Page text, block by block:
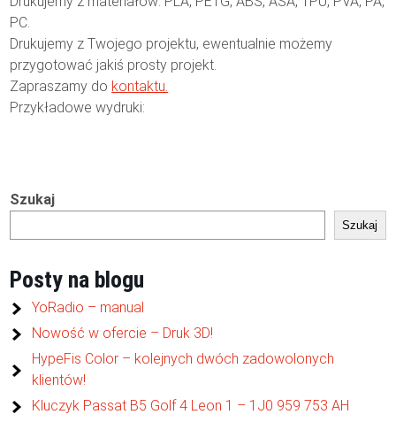
PC.
Drukujemy z Twojego projektu, ewentualnie możemy
przygotować jakiś prosty projekt.
Zapraszamy do kontaktu.
Przykładowe wydruki:
Szukaj
Szukaj
Posty na blogu
YoRadio – manual
Nowość w ofercie – Druk 3D!
HypeFis Color – kolejnych dwóch zadowolonych
klientów!
Kluczyk Passat B5 Golf 4 Leon 1 – 1J0 959 753 AH